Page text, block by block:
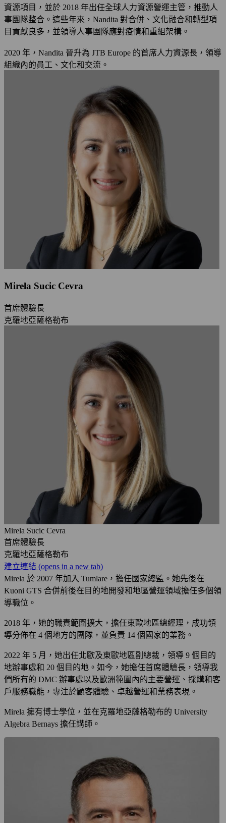
資源項目，並於 2018 年出任全球人力資源營運主管，推動人
事團隊整合。這些年來，Nandita 對合併、文化融合和轉型項
目貢獻良多，並領導人事團隊應對疫情和重組架構。
2020 年，Nandita 晉升為 JTB Europe 的首席人力資源長，領導
組織內的員工、文化和交流。
Mirela Sucic Cevra
首席體驗長
克羅地亞薩格勒布
Mirela Sucic Cevra
首席體驗長
克羅地亞薩格勒布
建立連結 (opens in a new tab)
Mirela 於 2007 年加入 Tumlare，擔任國家總監。她先後在
Kuoni GTS 合併前後在目的地開發和地區營運領域擔任多個領
導職位。
2018 年，她的職責範圍擴大，擔任東歐地區總經理，成功領
導分佈在 4 個地方的團隊，並負責 14 個國家的業務。
2022 年 5 月，她出任北歐及東歐地區副總裁，領導 9 個目的
地辦事處和 20 個目的地。如今，她擔任首席體驗長，領導我
們所有的 DMC 辦事處以及歐洲範圍內的主要營運、採購和客
戶服務職能，專注於顧客體驗、卓越營運和業務表現。
Mirela 擁有博士學位，並在克羅地亞薩格勒布的 University
Algebra Bernays 擔任講師。